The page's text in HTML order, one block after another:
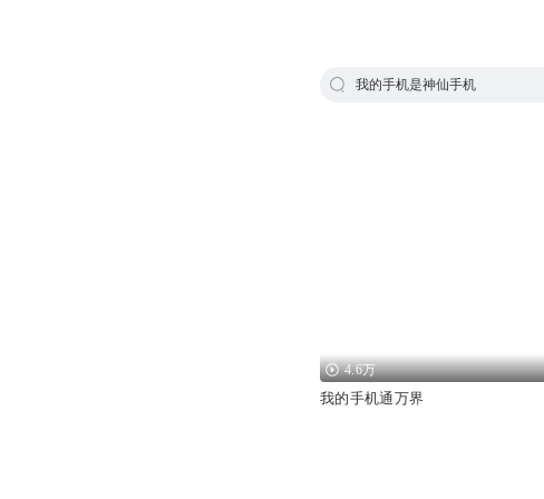
我的手机是神仙手机
4.6万
我的手机通万界